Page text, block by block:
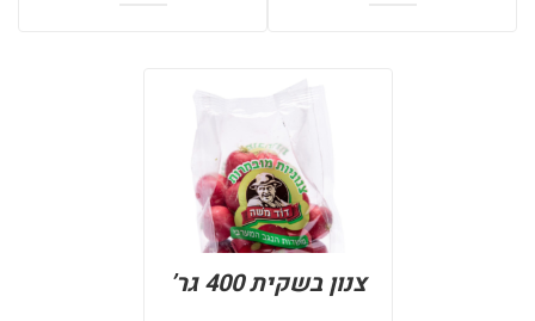
צנון בשקית 400 גר’